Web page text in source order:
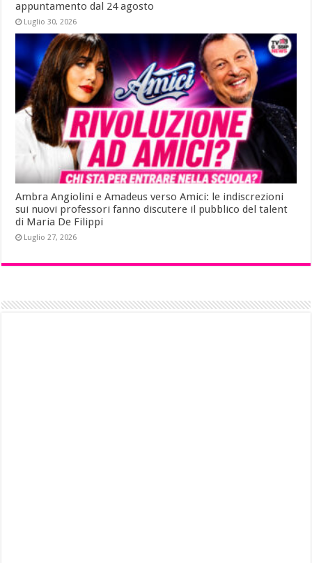
appuntamento dal 24 agosto
Luglio 30, 2026
Ambra Angiolini e Amadeus verso Amici: le indiscrezioni
sui nuovi professori fanno discutere il pubblico del talent
di Maria De Filippi
Luglio 27, 2026